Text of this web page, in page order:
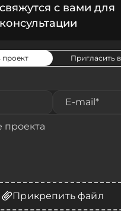
с вами для
Пригласить
Прикрепить файл